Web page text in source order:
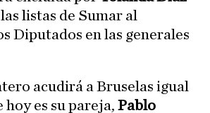
listas de Sumar al
Diputados en las generales
acudirá a Bruselas igual
hoy es su pareja, Pablo